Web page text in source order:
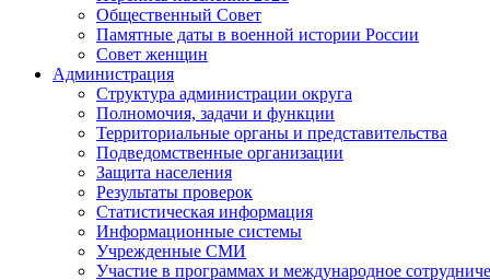
Общественный Совет
Памятные даты в военной истории России
Совет женщин
Администрация
Структура администрации округа
Полномочия, задачи и функции
Территориальные органы и представительства
Подведомственные организации
Защита населения
Результаты проверок
Статистическая информация
Информационные системы
Учрежденные СМИ
Участие в программах и международное